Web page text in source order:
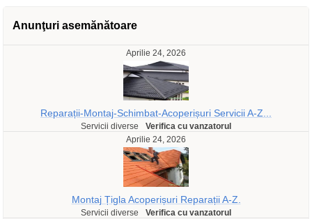
Anunţuri asemănătoare
Aprilie 24, 2026
Reparații-Montaj-Schimbat-Acoperișuri Servicii A-Z...
Servicii diverse
Verifica cu vanzatorul
Aprilie 24, 2026
Montaj Țigla Acoperișuri Reparații A-Z.
Servicii diverse Verifica cu vanzatorul